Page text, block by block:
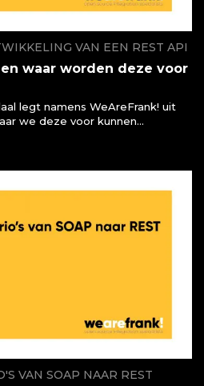
VAN EEN REST API
en waar worden deze voor
legt namens WeAreFrank! uit
we deze voor kunnen
VAN SOAP NAAR REST